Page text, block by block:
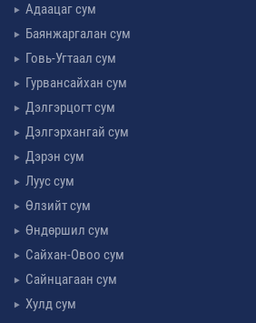
Адаацаг сум
Баянжаргалан сум
Говь-Угтаал сум
Гурвансайхан сум
Дэлгэрцогт сум
Дэлгэрхангай сум
Дэрэн сум
Луус сум
Өлзийт сум
Өндөршил сум
Сайхан-Овоо сум
Сайнцагаан сум
Хулд сум